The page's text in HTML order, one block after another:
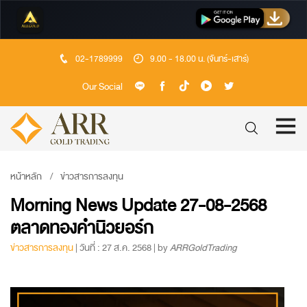
02-1789999 9.00 - 18.00 น. (จันทร์-เสาร์)
Our Social
หน้าหลัก ข่าวสารการลงทุน
Morning News Update 27-08-2568
ตลาดทองคำนิวยอร์ก
ข่าวสารการลงทุน| วันที่ : 27 ส.ค. 2568 | byARRGoldTrading